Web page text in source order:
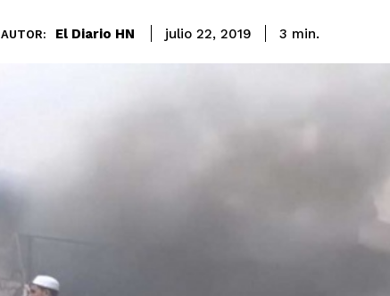
AUTOR: El Diario HN julio 22, 2019 3 min.